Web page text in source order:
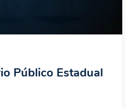
Público Estadual